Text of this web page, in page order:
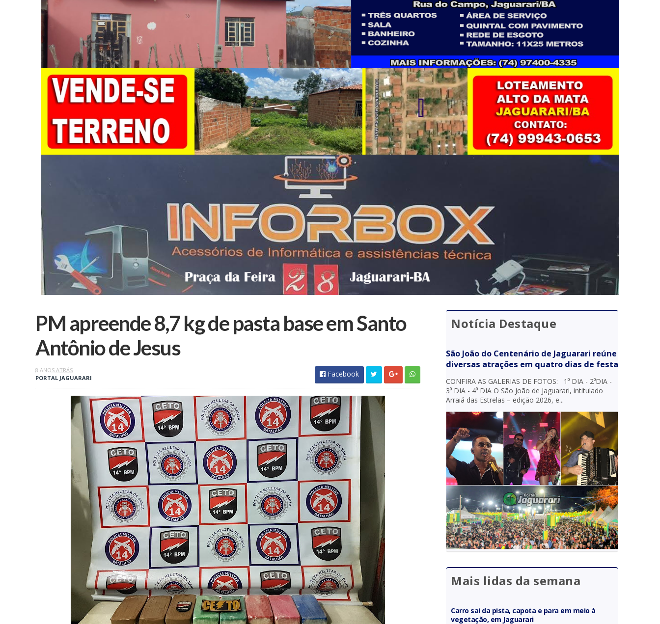
PM apreende 8,7 kg de pasta base em Santo
Antônio de Jesus
8 ANOS ATRÁS
PORTAL JAGUARARI
Facebook
Notícia Destaque
São João do Centenário de Jaguarari reúne
diversas atrações em quatro dias de festa
CONFIRA AS GALERIAS DE FOTOS: 1⁰ DIA - 2⁰DIA -
3⁰ DIA - 4⁰ DIA O São João de Jaguarari, intitulado
Arraiá das Estrelas – edição 2026, e...
Mais lidas da semana
Carro sai da pista, capota e para em meio à
vegetação, em Jaguarari